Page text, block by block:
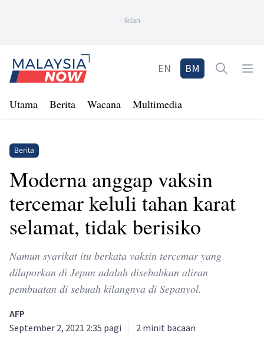
- Iklan -
Home
EN BM Open
Utama Berita Wacana Multimedia
Berita
Moderna anggap vaksin
tercemar keluli tahan karat
selamat, tidak berisiko
Namun syarikat itu berkata vaksin tercemar yang
dilaporkan di Jepun adalah disebabkan aliran
pembuatan di sebuah kilangnya di Sepanyol.
AFP
September 2, 2021 2:35 pagi
2 minit bacaan